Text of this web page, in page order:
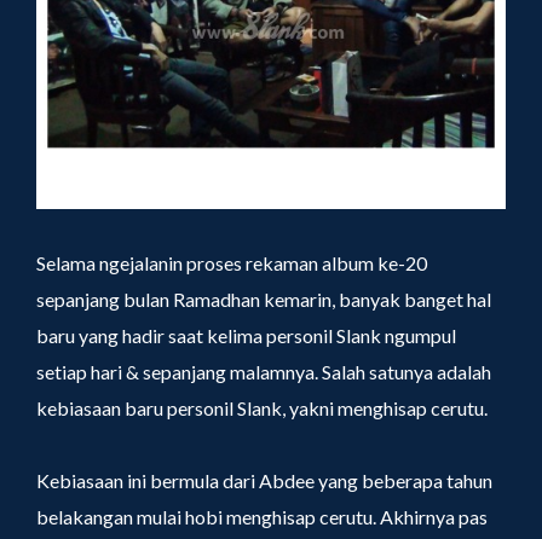
Selama ngejalanin proses rekaman album ke-20
sepanjang bulan Ramadhan kemarin, banyak banget hal
baru yang hadir saat kelima personil Slank ngumpul
setiap hari & sepanjang malamnya. Salah satunya adalah
kebiasaan baru personil Slank, yakni menghisap cerutu.
Kebiasaan ini bermula dari Abdee yang beberapa tahun
belakangan mulai hobi menghisap cerutu. Akhirnya pas